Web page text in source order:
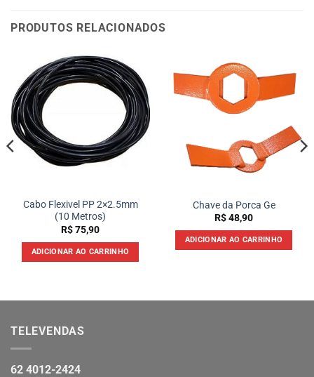
PRODUTOS RELACIONADOS
Cabo Flexivel PP 2×2.5mm
(10 Metros)
R$75,90
ADICIONAR AO CARRINHO
Chave da Porca Ge
R$48,90
ADICIONAR AO CARRINHO
TELEVENDAS
62 4012-2424